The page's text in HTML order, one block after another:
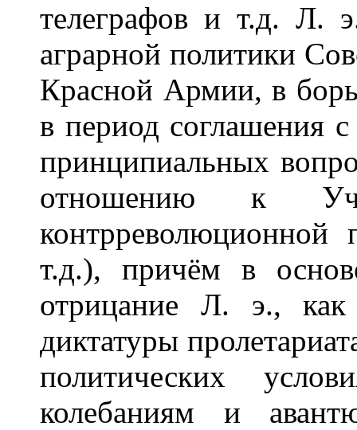
телеграфов и т.д. Л.
аграрной политики
Красной Армии, в
в период соглашения
принципиальных
отношению к
т.д.), причём в
отрицание Л. э., как
диктатуры
политических
колебаниям и